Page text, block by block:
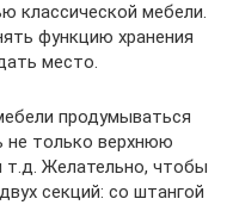
классической мебели.
функцию хранения
место.
продумываться
только верхнюю
т.д. Желательно, чтобы
секций: со штангой